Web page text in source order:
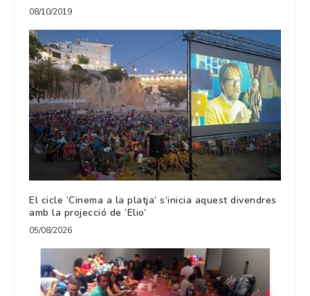
08/10/2019
El cicle ‘Cinema a la platja’ s’inicia aquest divendres
amb la projecció de ‘Elio’
05/08/2026